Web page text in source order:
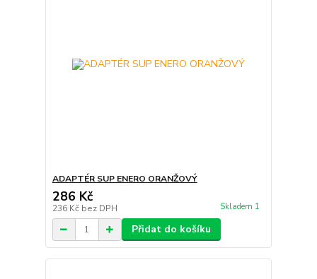
ADAPTÉR SUP ENERO ORANŽOVÝ
286 Kč
236 Kč bez DPH Skladem 1
Přidat do košíku